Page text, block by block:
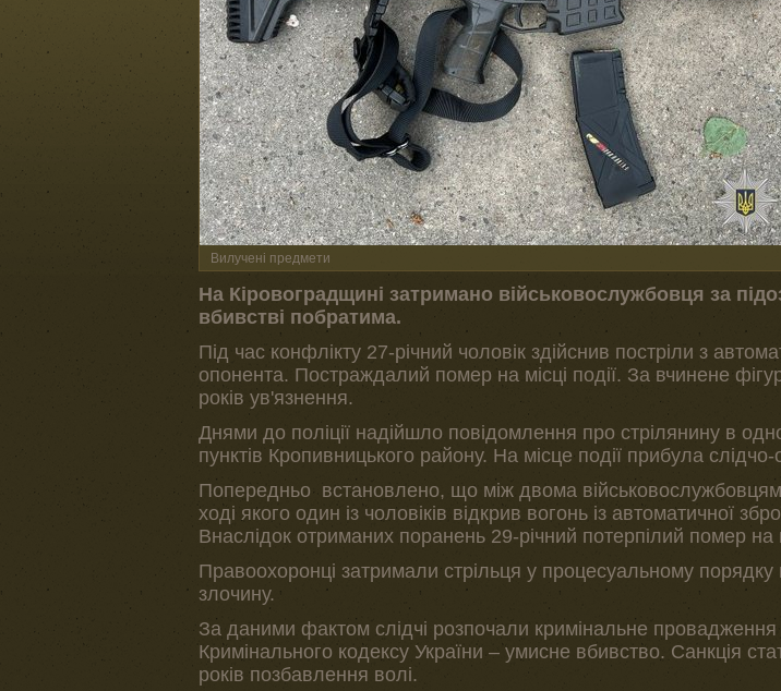
Вилучені предмети
На Кіровоградщині затримано військовослужбовця за
вбивстві побратима.
Під час конфлікту 27-річний чоловік здійснив постріли з
опонента. Постраждалий помер на місці події. За вчинене
років ув'язнення.
Днями до поліції надійшло повідомлення про стрілянину в
пунктів Кропивницького району. На місце події прибула
Попередньо встановлено, що між двома
ході якого один із чоловіків відкрив вогонь із автоматичної
Внаслідок отриманих поранень 29-річний потерпілий помер на
Правоохоронці затримали стрільця у процесуальному порядку
злочину.
За даними фактом слідчі розпочали кримінальне провадження
Кримінального кодексу України – умисне вбивство. Санкція
років позбавлення волі.